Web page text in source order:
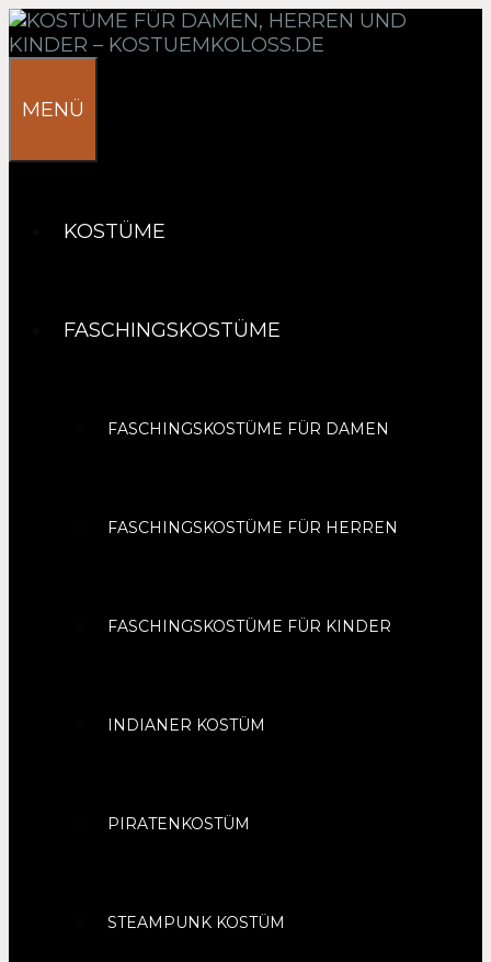
Springe
zum
MENÜ
KOSTÜME
FASCHINGSKOSTÜME
FASCHINGSKOSTÜME FÜR DAMEN
FASCHINGSKOSTÜME FÜR HERREN
FASCHINGSKOSTÜME FÜR KINDER
INDIANER KOSTÜM
PIRATENKOSTÜM
STEAMPUNK KOSTÜM